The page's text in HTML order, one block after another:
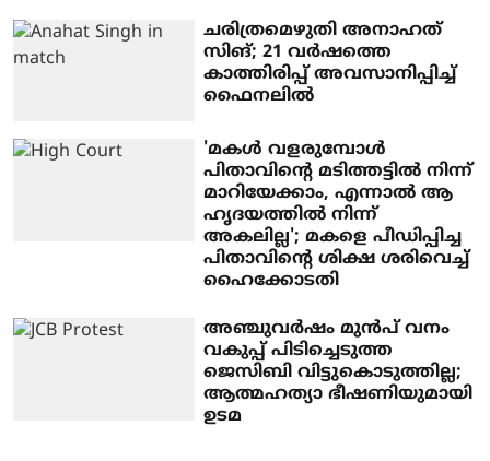
ചരിത്രമെഴുതി അനാഹത്
സിങ്; 21 വര്‍ഷത്തെ
കാത്തിരിപ്പ് അവസാനിപ്പിച്ച്
ഫൈനലില്‍
'മകൾ വളരുമ്പോൾ
പിതാവിന്റെ മടിത്തട്ടിൽ നിന്ന്
മാറിയേക്കാം, എന്നാൽ ആ
ഹൃദയത്തിൽ നിന്ന്
അകലില്ല'; മകളെ പീഡിപ്പിച്ച
പിതാവിന്റെ ശിക്ഷ ശരിവെച്ച്
ഹൈക്കോടതി
അഞ്ചുവർഷം മുൻപ് വനം
വകുപ്പ് പിടിച്ചെടുത്ത
ജെസിബി വിട്ടുകൊടുത്തില്ല;
ആത്മഹത്യാ ഭീഷണിയുമായി
ഉടമ